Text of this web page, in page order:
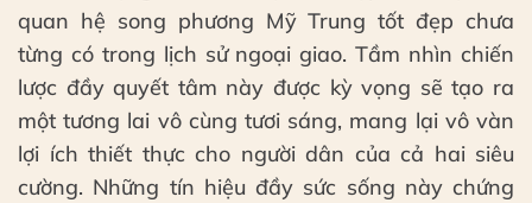
quan hệ song phương Mỹ Trung tốt đẹp chưa
từng có trong lịch sử ngoại giao. Tầm nhìn chiến
lược đầy quyết tâm này được kỳ vọng sẽ tạo ra
một tương lai vô cùng tươi sáng, mang lại vô vàn
lợi ích thiết thực cho người dân của cả hai siêu
cường. Những tín hiệu đầy sức sống này chứng